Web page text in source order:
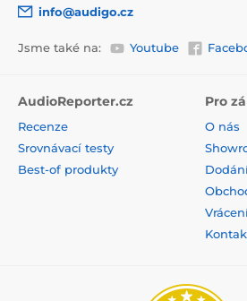
info@audigo.cz
Jsme také na: Youtube
AudioReporter.cz
Recenze
Srovnávací testy
Best-of produkty
Pro
O nás